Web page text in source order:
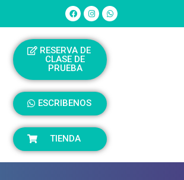
RESERVA DE
CLASE DE
PRUEBA
ESCRIBENOS
TIENDA